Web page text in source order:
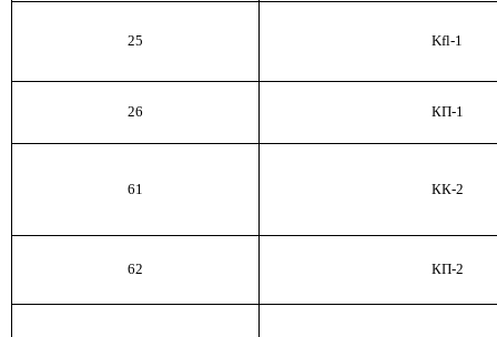
25 Kfl-1
26 КП-1
61 КК-2
62 КП-2